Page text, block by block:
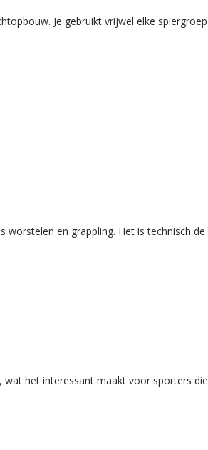
Je gebruikt vrijwel elke spiergroep
en grappling. Het is technisch de
wat het interessant maakt voor sporters die